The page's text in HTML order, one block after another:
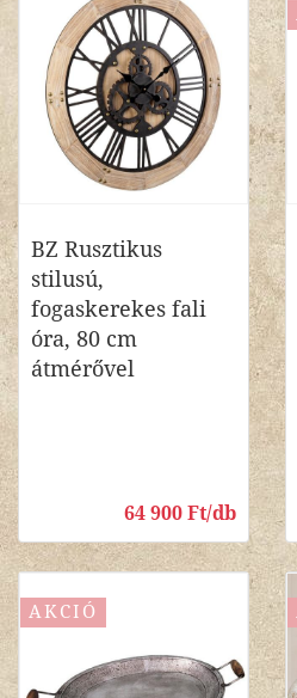
BZ Rusztikus
stilusú,
fogaskerekes fali
óra, 80 cm
átmérővel
64 900 Ft/db
AKCIÓ